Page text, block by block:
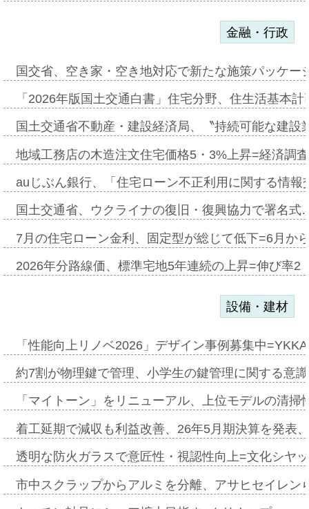
金融・行政
国交省、空き家・空き地対応で新たな施策パッケ
「2026年版国土交通白書」住宅分野、住生活基本
国土交通省不動産・建設経済局、〝持続可能な建
地域工務店の木造注文住宅価格5・3%上昇=経済調
auじぶん銀行、「住宅ローン不正利用に関する情
国土交通省、ウクライナの復旧・復興協力で署名
7月の住宅ローン金利、固定型が総じて低下=6月か
2026年分路線価、標準宅地5年連続の上昇=伸び率
設備・建材
「性能向上リノベ2026」デザイン事例募集中
約7割が物理鍵で管理、小学生の鍵管理に関する意
「マイトーン」をリニューアル、上位モデルの清
着工延期で減収も利益改善、26年5月期決算を発表
透明な防火ガラスで意匠性・視認性向上=文化シヤ
市中スクラップからアルミを分離、アサヒセイレ